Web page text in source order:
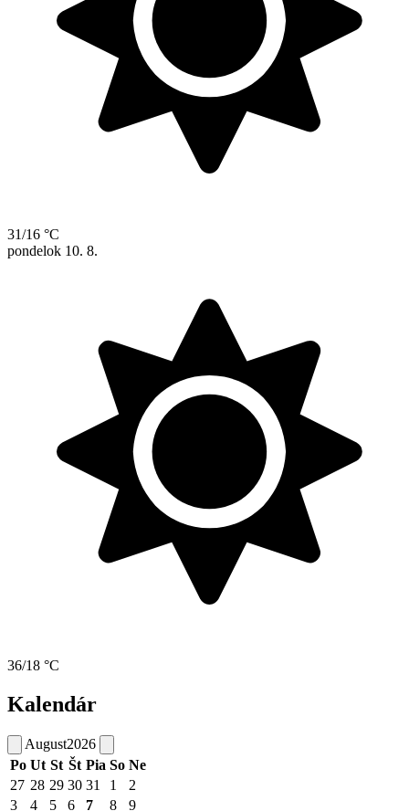
31/16 °C
pondelok 10. 8.
36/18 °C
Kalendár
August2026
Po Ut St Št Pia So Ne
27 28 29 30 31 1
2
3
4 5 6 7 8
9